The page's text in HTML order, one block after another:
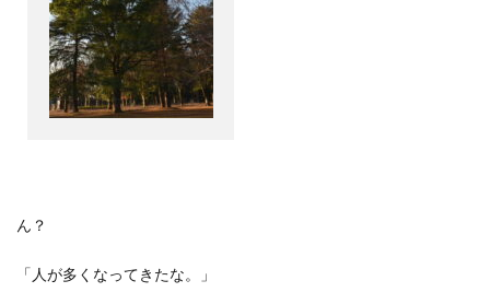
ん？
「人が多くなってきたな。」